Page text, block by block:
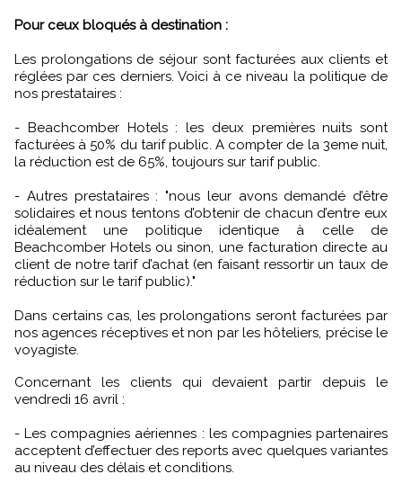
Pour ceux bloqués à destination :
Les prolongations de séjour sont facturées aux clients et
réglées par ces derniers. Voici à ce niveau la politique de
nos prestataires :
- Beachcomber Hotels : les deux premières nuits sont
facturées à 50% du tarif public. A compter de la 3eme nuit,
la réduction est de 65%, toujours sur tarif public.
- Autres prestataires : "nous leur avons demandé d’être
solidaires et nous tentons d’obtenir de chacun d’entre eux
idéalement une politique identique à celle de
Beachcomber Hotels ou sinon, une facturation directe au
client de notre tarif d’achat (en faisant ressortir un taux de
réduction sur le tarif public)."
Dans certains cas, les prolongations seront facturées par
nos agences réceptives et non par les hôteliers, précise le
voyagiste.
Concernant les clients qui devaient partir depuis le
vendredi 16 avril :
- Les compagnies aériennes : les compagnies partenaires
acceptent d’effectuer des reports avec quelques variantes
au niveau des délais et conditions.